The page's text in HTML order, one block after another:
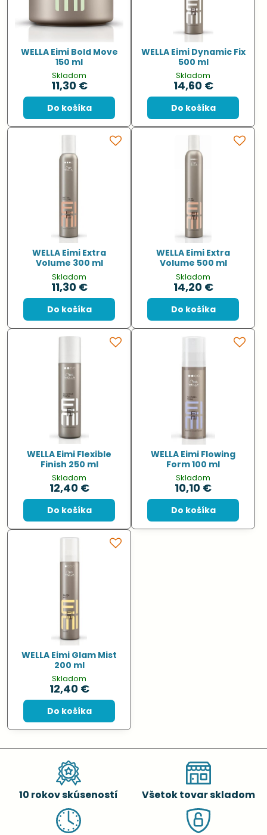
WELLA Eimi Bold Move
150 ml
Skladom
11,30 €
Do košíka
WELLA Eimi Dynamic Fix
500 ml
Skladom
14,60 €
Do košíka
WELLA Eimi Extra
Volume 300 ml
Skladom
11,30 €
Do košíka
WELLA Eimi Extra
Volume 500 ml
Skladom
14,20 €
Do košíka
WELLA Eimi Flexible
Finish 250 ml
Skladom
12,40 €
Do košíka
WELLA Eimi Flowing
Form 100 ml
Skladom
10,10 €
Do košíka
WELLA Eimi Glam Mist
200 ml
Skladom
12,40 €
Do košíka
10 rokov skúseností Všetok tovar skladom